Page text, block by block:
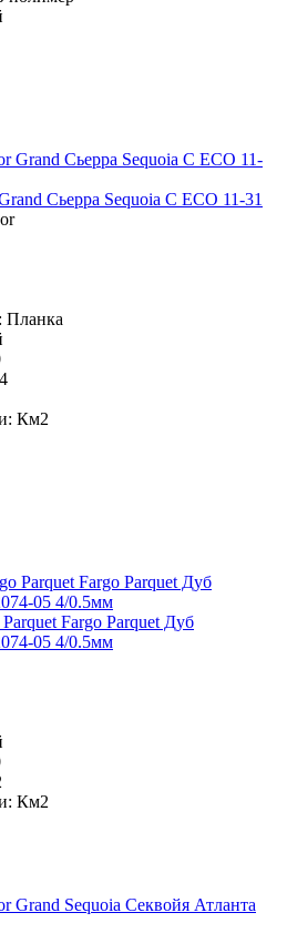
Сьерра Sequoia С ECO 11-31
Планка
Км2
Fargo Parquet Дуб
05 4/0.5мм
Км2